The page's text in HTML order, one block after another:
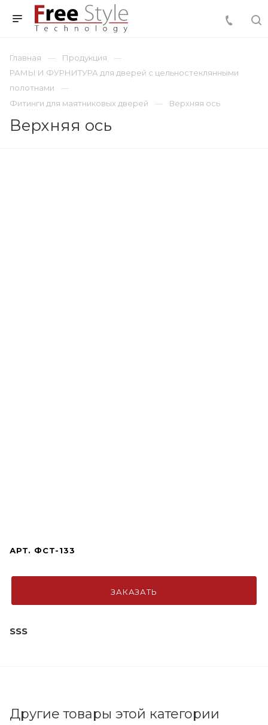
Главная
Продукция
РАМЫ И ФУРНИТУРА для дверей с цельностеклянными
полотнами
Фитинги для маятниковых дверей
Верхняя ось
Верхняя ось
АРТ. ФСТ-133
ЗАКАЗАТЬ
SSS
Другие товары этой категории